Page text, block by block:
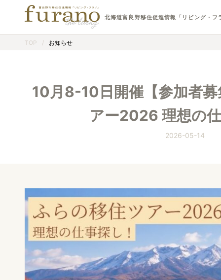
北海道富良野移住促進情報「リビング・フ
TOP / お知らせ
10月8-10日開催【参加者
アー2026 理想の
2026-05-14